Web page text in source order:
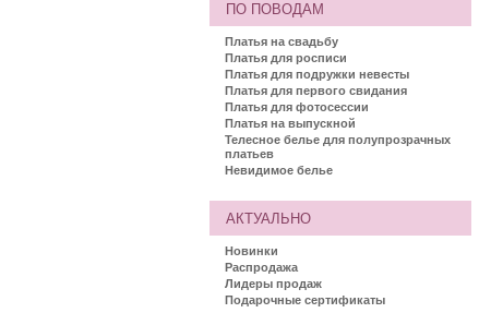
ПО ПОВОДАМ
Платья на свадьбу
Платья для росписи
Платья для подружки невесты
Платья для первого свидания
Платья для фотосессии
Платья на выпускной
Телесное белье для полупрозрачных
платьев
Невидимое белье
АКТУАЛЬНО
Новинки
Распродажа
Лидеры продаж
Подарочные сертификаты